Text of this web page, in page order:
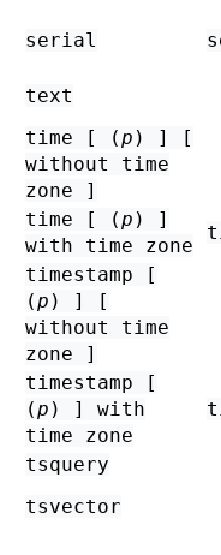
serial
text
time [ (p ) ] [
without time
zone ]
time [ (p ) ]
with time zone
timestamp [
(p ) ] [
without time
zone ]
timestamp [
(p ) ] with
time zone
tsquery
tsvector